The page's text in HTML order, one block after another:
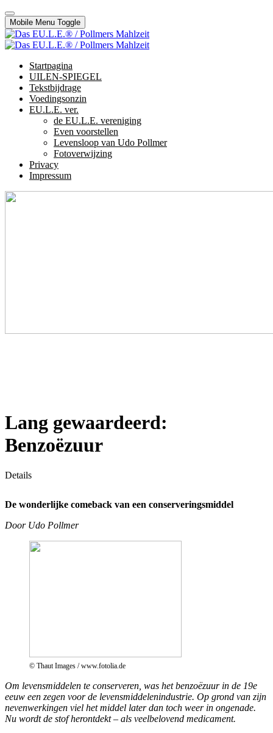
Mobile Menu Toggle
Startpagina
UILEN-SPIEGEL
Tekstbijdrage
Voedingsonzin
EU.L.E. ver.
de EU.L.E. vereniging
Even voorstellen
Levensloop van Udo Pollmer
Fotoverwijzing
Privacy
Impressum
Lang gewaardeerd:
Benzoëzuur
Details
De wonderlijke comeback van een conserveringsmiddel
Door Udo Pollmer
© Thaut Images / www.fotolia.de
Om levensmiddelen te conserveren, was het benzoëzuur in de 19e
eeuw een zegen voor de levensmiddelenindustrie. Op grond van zijn
nevenwerkingen viel het middel later dan toch weer in ongenade.
Nu wordt de stof herontdekt – als veelbelovend medicament.